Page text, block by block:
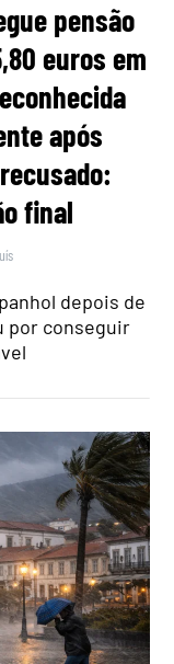
pensão
euros em
após
final
depois de
por conseguir